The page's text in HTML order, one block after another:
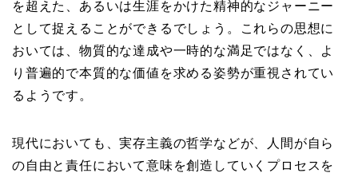
を超えた、あるいは生涯をかけた精神的なジャーニー
として捉えることができるでしょう。これらの思想に
おいては、物質的な達成や一時的な満足ではなく、よ
り普遍的で本質的な価値を求める姿勢が重視されてい
るようです。
現代においても、実存主義の哲学などが、人間が自ら
の自由と責任において意味を創造していくプロセスを